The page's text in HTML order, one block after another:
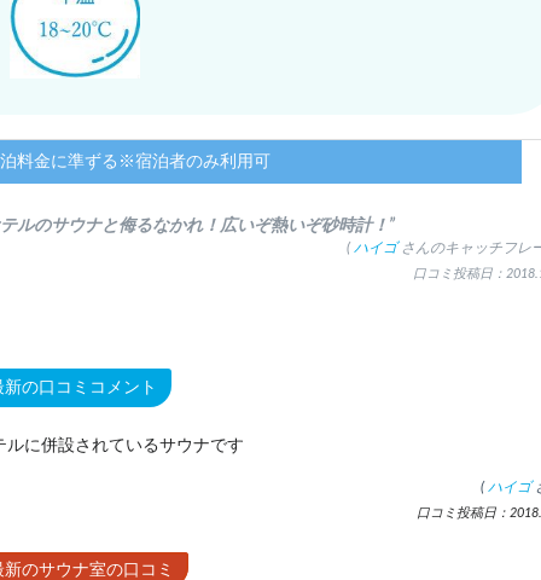
料金に準ずる※宿泊者のみ利用可
テルのサウナと侮るなかれ！広いぞ熱いぞ砂時計！”
( ハイゴ さんのキャッチフレ
口コミ投稿日：
新の口コミコメント
ルに併設されているサウナです
( ハイゴ
口コミ投稿日：
新のサウナ室の口コミ